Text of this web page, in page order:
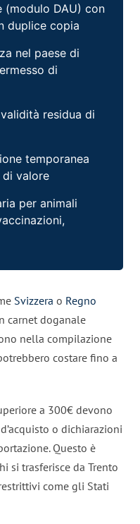
(modulo DAU) con
duplice copia
nel paese di
di
residua di
temporanea
di valore
per animali
Svizzera o Regno
carnet doganale
nella compilazione
costare fino a
a 300€ devono
o dichiarazioni
Questo è
si trasferisce da Trento
come gli Stati